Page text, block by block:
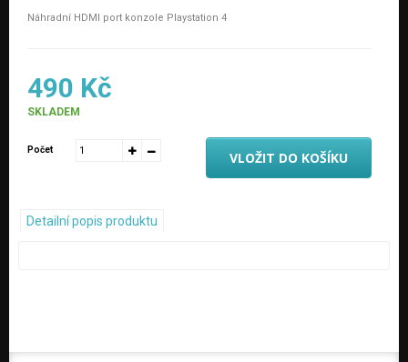
Náhradní HDMI port konzole Playstation 4
490 Kč
SKLADEM
Počet VLOŽIT DO KOŠÍKU
Detailní popis produktu